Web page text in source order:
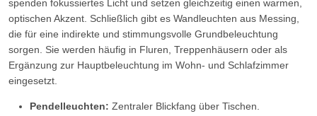
spenden fokussiertes Licht und setzen gleichzeitig einen warmen,
optischen Akzent. Schließlich gibt es Wandleuchten aus Messing,
die für eine indirekte und stimmungsvolle Grundbeleuchtung
sorgen. Sie werden häufig in Fluren, Treppenhäusern oder als
Ergänzung zur Hauptbeleuchtung im Wohn- und Schlafzimmer
eingesetzt.
Pendelleuchten: Zentraler Blickfang über Tischen.